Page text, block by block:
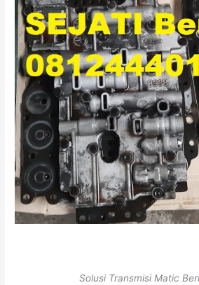
Solusi Transmisi Matic